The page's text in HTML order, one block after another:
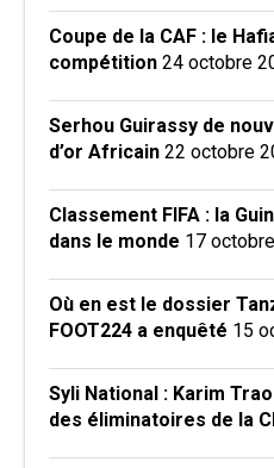
Coupe de la CAF : le
compétition 24 octobre
Serhou Guirassy de
d’or Africain 22 octobre
Classement FIFA : la
dans le monde 17
Où en est le dossier
FOOT224 a enquêté 15
Syli National : Karim
des éliminatoires de la